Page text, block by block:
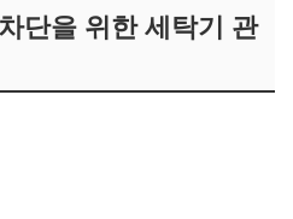
단을 위한 세탁기 관